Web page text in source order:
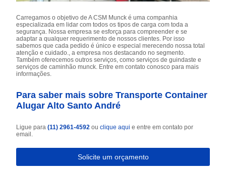
Carregamos o objetivo de A CSM Munck é uma companhia
especializada em lidar com todos os tipos de carga com toda a
segurança. Nossa empresa se esforça para compreender e se
adaptar a qualquer requerimento de nossos clientes. Por isso
sabemos que cada pedido é único e especial merecendo nossa total
atenção e cuidado., a empresa nos destacando no segmento.
Também oferecemos outros serviços, como serviços de guindaste e
serviços de caminhão munck. Entre em contato conosco para mais
informações.
Para saber mais sobre Transporte Container
Alugar Alto Santo André
Ligue para(11) 2961-4592ouclique aqui e entre em contato por
email.
Solicite um orçamento